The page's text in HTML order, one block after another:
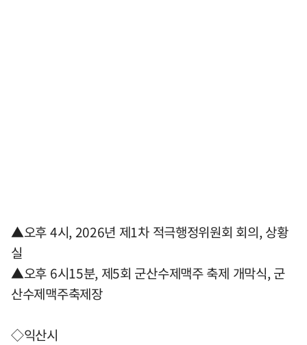
▲오후 4시, 2026년 제1차 적극행정위원회 회의, 상황
실
▲오후 6시15분, 제5회 군산수제맥주 축제 개막식, 군
산수제맥주축제장
◇익산시